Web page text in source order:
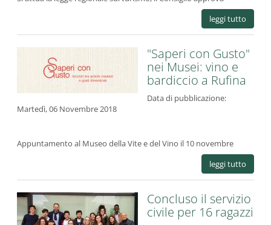
leggi tutto
"Saperi con Gusto"
nei Musei: vino e
bardiccio a Rufina
Data di pubblicazione:
Martedì, 06 Novembre 2018
Appuntamento al Museo della Vite e del Vino il 10 novembre
leggi tutto
Concluso il servizio
civile per 16 ragazzi